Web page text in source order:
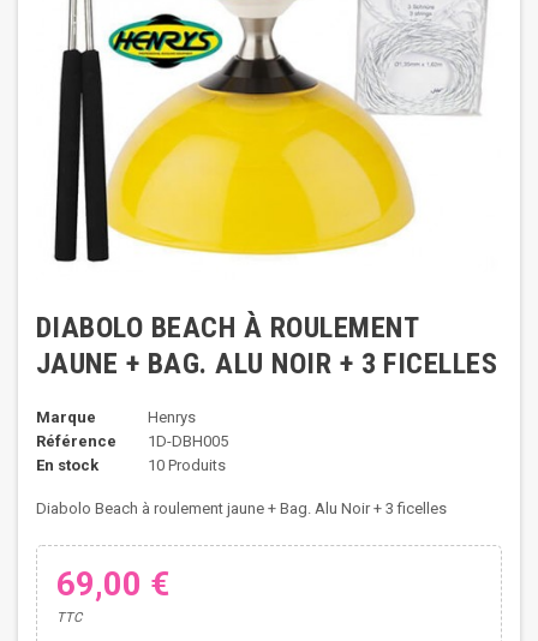
DIABOLO BEACH À ROULEMENT
JAUNE + BAG. ALU NOIR + 3 FICELLES
Marque
Henrys
Référence
1D-DBH005
En stock
10 Produits
Diabolo Beach à roulement jaune + Bag. Alu Noir + 3 ficelles
69,00 €
TTC